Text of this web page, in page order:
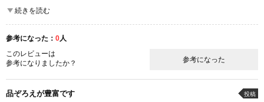
前から良く行っていました。ギフトやフレグランスなど雑貨もここでし
か手に入らない商品も多く大好きなお店です。久しぶりに行ったがスタ
ームセンター的な雰囲気で庶民感あふれる感じになってました。都会的
というよりは素朴な雰囲気で他のアクタスのお店とは違い敷居が低く駐
車場もあり入りやすい。
ここが良かった
商品の質
続きを読む
参考になった： 0人
このレビューは
参考になりましたか？
参考になった
品ぞろえが豊富です 投稿